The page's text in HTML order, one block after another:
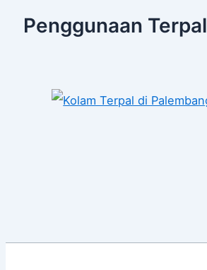
Penggunaan Terpal